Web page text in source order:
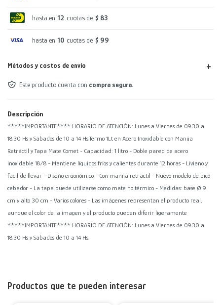
hasta en 12 cuotas de $ 83
hasta en 10 cuotas de $ 99
Métodos y costos de envío
Este producto cuenta con compra segura.
Descripción
*****IMPORTANTE**** HORARIO DE ATENCIÓN: Lunes a Viernes de 09.30 a
18.30 Hs y Sábados de 10 a 14 Hs.Termo 1Lt en Acero Inoxidable con Manija
Retráctil y Tapa Mate Comet - Capacidad: 1 litro - Doble pared de acero
inoxidable 18/8 - Mantiene líquidos fríos y calientes durante 12 horas - Liviano y
fácil de llevar - Diseño ergonómico - Con manija retráctil - Nuevo modelo de pico
cebador - La tapa puede utilizarse como mate no térmico - Medidas: base Ø 9
cm y alto 30 cm - Varios colores - Las imágenes representan el producto real,
aunque el color de la imagen y el producto pueden diferir ligeramente
*****IMPORTANTE**** HORARIO DE ATENCIÓN: Lunes a Viernes de 09.30 a
18.30 Hs y Sábados de 10 a 14 Hs.
Productos que te pueden interesar